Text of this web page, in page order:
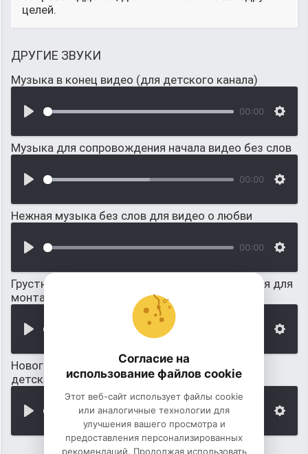
целей.
ДРУГИЕ ЗВУКИ
Музыка в конец видео (для детского канала)
00:00
Музыка для сопровождения начала видео без слов
00:00
Нежная музыка без слов для видео о любви
00:00
Грустная музыка фоном без слов: драматичная для
монтажа видео
Новогодняя музыка без АП для ютуба: Для
детского сада
Согласие на
использование файлов cookie
Этот веб-сайт использует файлы cookie
или аналогичные технологии для
улучшения вашего просмотра и
предоставления персонализированных
рекомендаций. Продолжая использовать